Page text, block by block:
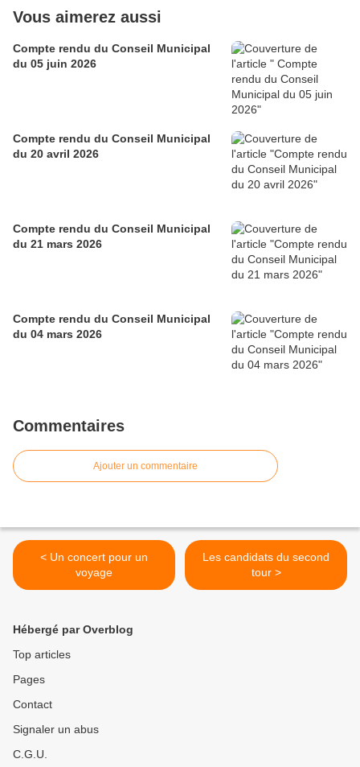
Vous aimerez aussi
Compte rendu du Conseil Municipal
du 05 juin 2026
Compte rendu du Conseil Municipal
du 20 avril 2026
Compte rendu du Conseil Municipal
du 21 mars 2026
Compte rendu du Conseil Municipal
du 04 mars 2026
Commentaires
Ajouter un commentaire
< Un concert pour un
voyage
Les candidats du second
tour >
Hébergé par Overblog
Top articles
Pages
Contact
Signaler un abus
C.G.U.